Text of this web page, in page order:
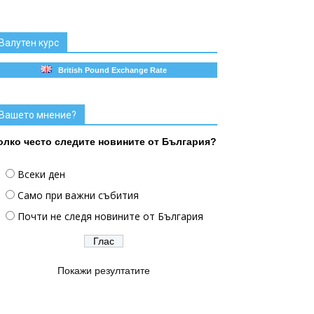
курс
British Pound Exchange Rate
мнение?
често следите новините от България?
Всеки ден
Само при важни събития
Почти не следя новините от България
Покажи резултатите